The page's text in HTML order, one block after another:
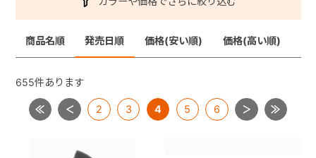
ジョイトリップ
ジョイトリップアドバンスＩＳＯＦＩＸ
ムーブフィットジュニア
商品名順 発売日順 価格(安い順) 価格(高い順)
655件あります
2 3 4 5 6